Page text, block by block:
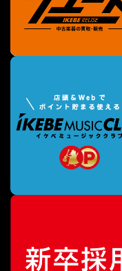
販売価格¥246,901